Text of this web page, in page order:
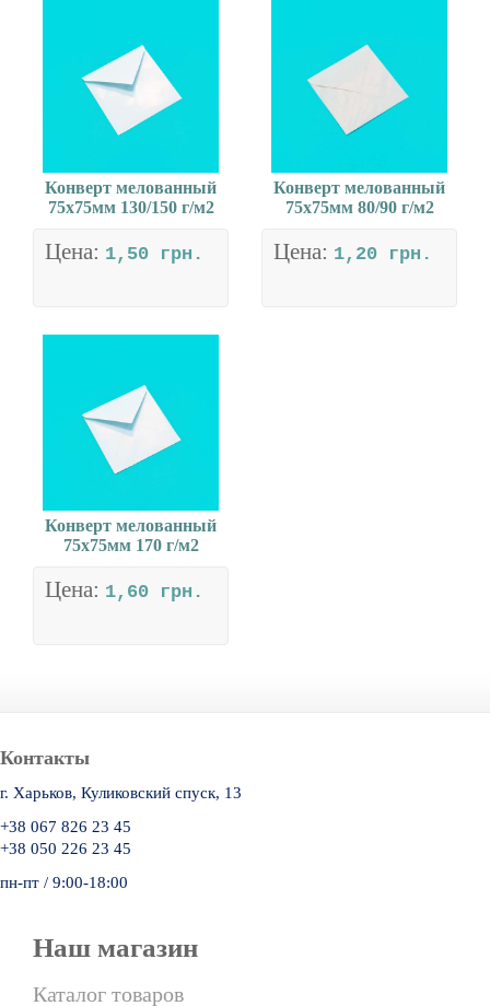
Конверт мелованный
75х75мм 130/150 г/м2
Цена: 1,50 грн.
Конверт мелованный
75х75мм 80/90 г/м2
Цена: 1,20 грн.
Конверт мелованный
75х75мм 170 г/м2
Цена: 1,60 грн.
Наш магазин
Каталог товаров
Контакты
г. Харьков, Куликовский спуск, 13
+38 067 826 23 45
+38 050 226 23 45
пн-пт / 9:00-18:00